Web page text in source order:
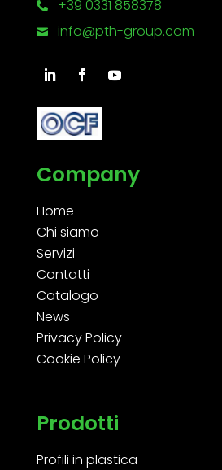
 +39 0331 858378
 info@pth-group.com
Company
Home
Chi siamo
Servizi
Contatti
Catalogo
News
Privacy Policy
Cookie Policy
Prodotti
Profili in plastica